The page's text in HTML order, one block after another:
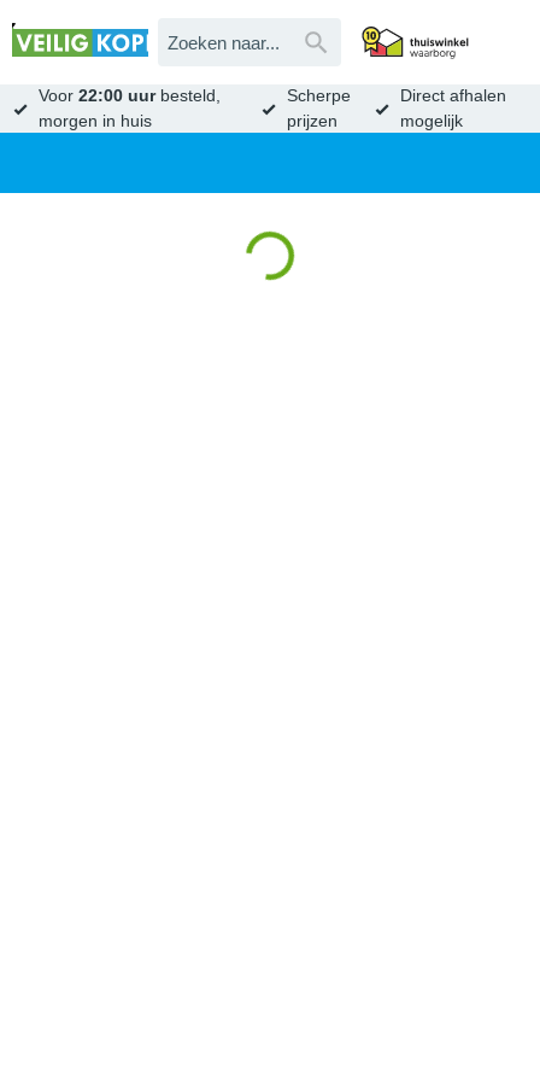
Voor22:00 uurbesteld,
morgen in huis
Scherpe
prijzen
Direct afhalen
mogelijk